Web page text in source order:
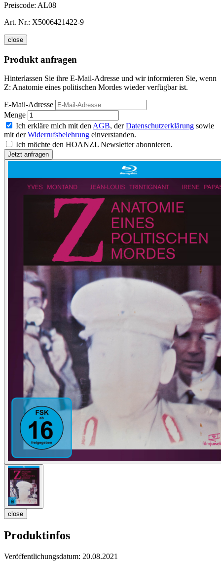
Preiscode: AL08
Art. Nr.: X5006421422-9
close
Produkt anfragen
Hinterlassen Sie ihre E-Mail-Adresse und wir informieren Sie, wenn
Z: Anatomie eines politischen Mordes wieder verfügbar ist.
E-Mail-Adresse
Menge
Ich erkläre mich mit den AGB, derDatenschutzerklärung sowie
mit derWiderrufsbelehrung einverstanden.
Ich möchte den HOANZL Newsletter abonnieren.
close
Produktinfos
Veröffentlichungsdatum: 20.08.2021